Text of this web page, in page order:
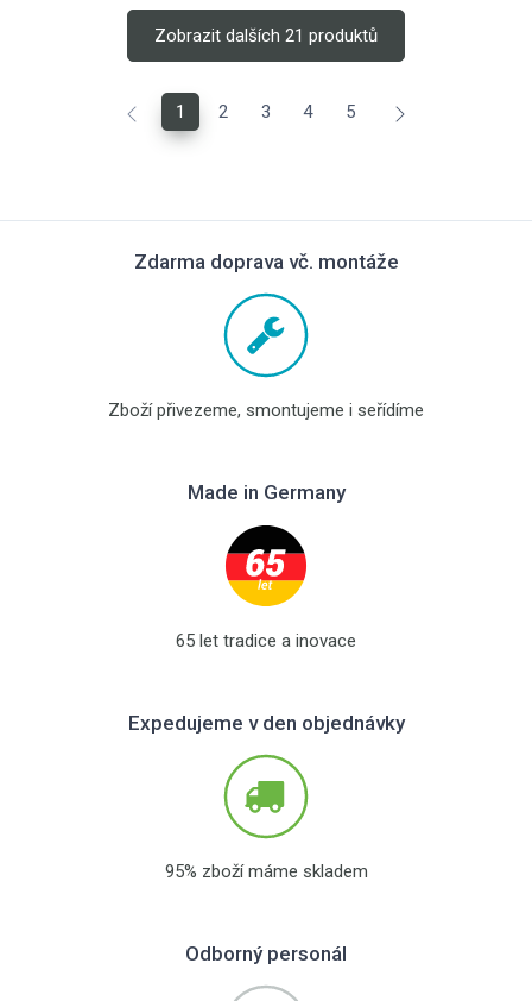
Zobrazit dalších 21 produktů
1 2 3 4 5
Zdarma doprava vč. montáže
Zboží přivezeme, smontujeme i seřídíme
Made in Germany
65 let tradice a inovace
Expedujeme v den objednávky
95% zboží máme skladem
Odborný personál